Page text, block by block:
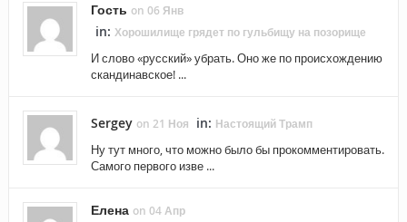
Гость on 06 Янв
in: Хорошилище грядет по гульбищу на позорище
И слово «русский» убрать. Оно же по происхождению
скандинавское! ...
Sergey on 21 Ноя in: Настоящий Трамп
Ну тут много, что можно было бы прокомментировать.
Самого первого изве ...
Елена on 04 Апр